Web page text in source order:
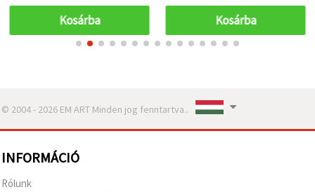
Kosárba Kosárba
© 2004 - 2026 EM ART Minden jog fenntartva..
INFORMÁCIÓ
Rólunk